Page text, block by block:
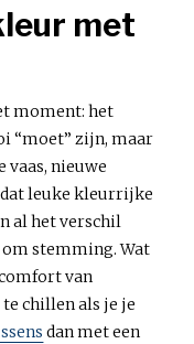
met
moment: het
“moet” zijn, maar
vaas, nieuwe
leuke kleurrijke
al het verschil
stemming. Wat
van
te chillen als je je
dan met een